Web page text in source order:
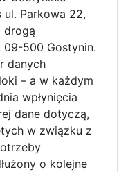
ul. Parkowa 22,
drogą
09-500 Gostynin.
danych
– a w każdym
wpłynięcia
dane dotyczą,
w związku z
o kolejne